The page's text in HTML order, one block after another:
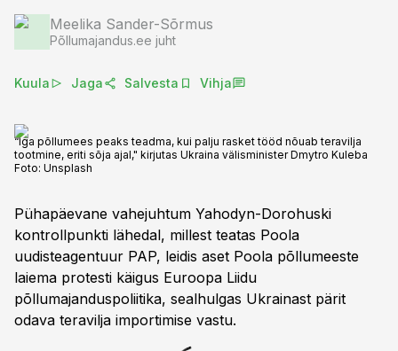
Meelika Sander-Sõrmus
Põllumajandus.ee juht
Kuula Jaga Salvesta Vihja
“Iga põllumees peaks teadma, kui palju rasket tööd nõuab teravilja
tootmine, eriti sõja ajal," kirjutas Ukraina välisminister Dmytro Kuleba
Foto: Unsplash
Pühapäevane vahejuhtum Yahodyn-Dorohuski
kontrollpunkti lähedal, millest teatas Poola
uudisteagentuur PAP, leidis aset Poola põllumeeste
laiema protesti käigus Euroopa Liidu
põllumajanduspoliitika, sealhulgas Ukrainast pärit
odava teravilja importimise vastu.